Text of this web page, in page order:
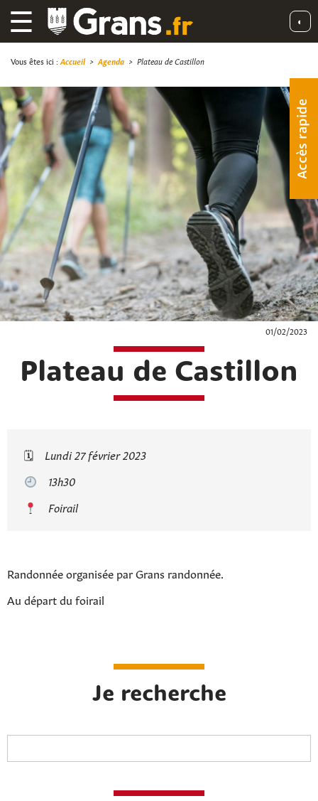
☰ ◐
Accès rapide
Vous êtes ici : Accueil> Agenda > Plateau de Castillon
01/02/2023
Plateau de Castillon
🗓
Lundi 27 février 2023
13h30
Foirail
Randonnée organisée par Grans randonnée.
Au départ du foirail
Je recherche